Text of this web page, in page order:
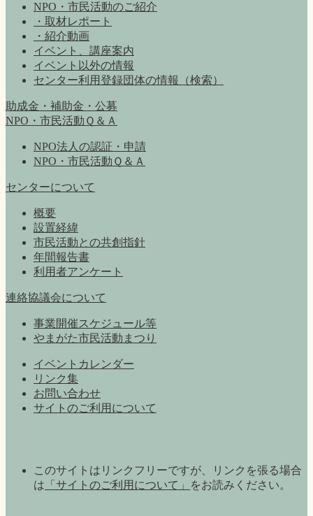
NPO・市民活動のご紹介
・取材レポート
・紹介動画
イベント、講座案内
イベント以外の情報
センター利用登録団体の情報（検索）
助成金・補助金・公募
NPO・市民活動Ｑ＆Ａ
NPO法人の認証・申請
NPO・市民活動Ｑ＆Ａ
センターについて
概要
設置経緯
市民活動との共創指針
年間報告書
利用者アンケート
連絡協議会について
事業開催スケジュール等
やまがた市民活動まつり
イベントカレンダー
リンク集
お問い合わせ
サイトのご利用について
このサイトはリンクフリーですが、リンクを張る場合
は 「サイトのご利用について」 をお読みください。